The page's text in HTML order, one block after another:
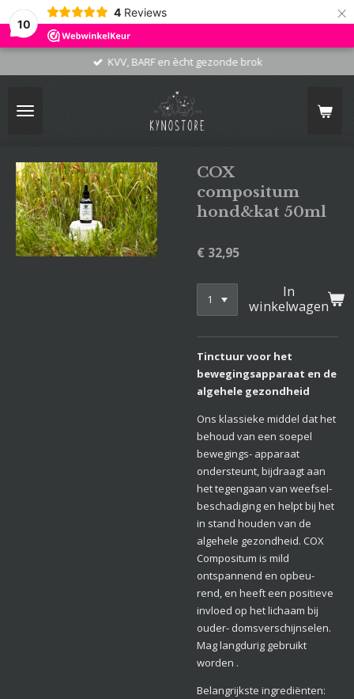
10
4 Reviews ×
KVV, BARF en ècht gezonde brok
COX
compositum
hond&kat 50ml
€ 32,95
In
winkelwagen
Tinctuur voor het
bewegingsapparaat en de
algehele gezondheid
Ons klassieke middel dat het
behoud van een soepel
bewegings- apparaat
ondersteunt, bijdraagt aan
het tegengaan van weefsel-
beschadiging en helpt bij het
in stand houden van de
algehele gezondheid. COX
Compositum is mild
ontspannend en opbeu-
rend, en heeft een positieve
invloed op het lichaam bij
ouder- domsverschijnselen.
Mag langdurig gebruikt
worden .
Belangrijkste ingrediënten: